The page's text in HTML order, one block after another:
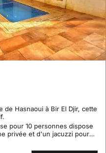
de Hasnaoui à Bir El Djir, cette
pour 10 personnes dispose
privée et d'un jacuzzi pour